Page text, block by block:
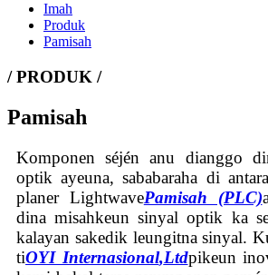
Imah
Produk
Pamisah
/ PRODUK /
Pamisah
Komponen séjén anu dianggo
optik ayeuna, sababaraha di
planer LightwavePamisah (PLC)
dina misahkeun sinyal optik ka
kalayan sakedik leungitna sinyal.
tiOYI Internasional,Ltdpikeun